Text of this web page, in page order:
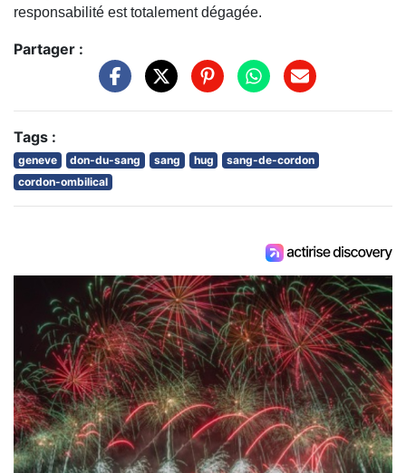
responsabilité est totalement dégagée.
Partager :
Tags :
geneve don-du-sang sang hug
sang-de-cordon
cordon-ombilical